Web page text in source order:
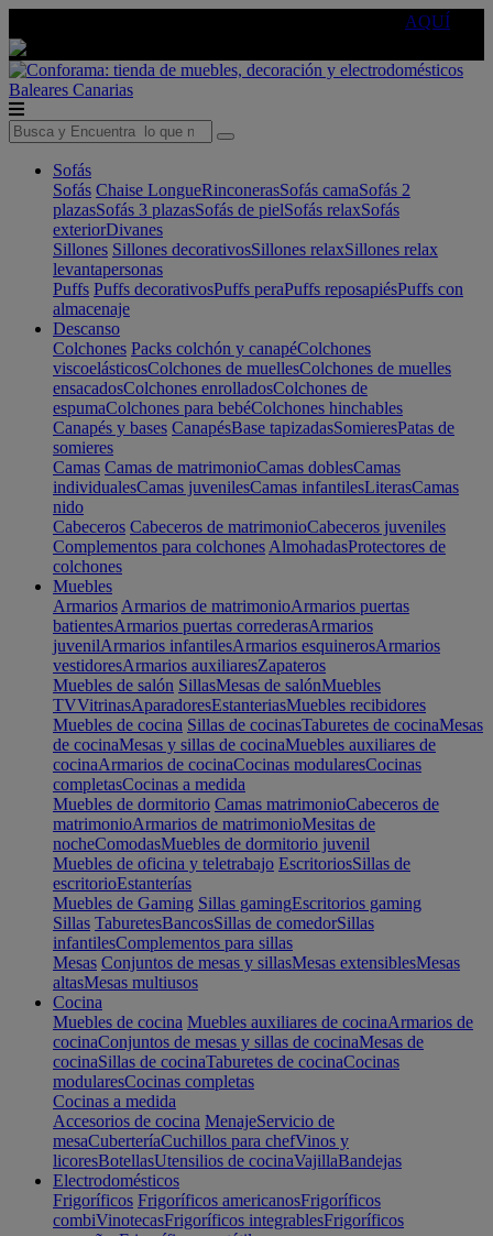
AQUÍ
Baleares Canarias
Sofás
Sofás Chaise LongueRinconerasSofás camaSofás 2
plazasSofás 3 plazasSofás de pielSofás relaxSofás
exteriorDivanes
Sillones Sillones decorativosSillones relaxSillones relax
levantapersonas
Puffs Puffs decorativosPuffs peraPuffs reposapiésPuffs con
almacenaje
Descanso
Colchones Packs colchón y canapéColchones
viscoelásticosColchones de muellesColchones de muelles
ensacadosColchones enrolladosColchones de
espumaColchones para bebéColchones hinchables
Canapés y bases CanapésBase tapizadasSomieresPatas de
somieres
Camas Camas de matrimonioCamas doblesCamas
individualesCamas juvenilesCamas infantilesLiterasCamas
nido
Cabeceros Cabeceros de matrimonioCabeceros juveniles
Complementos para colchones AlmohadasProtectores de
colchones
Muebles
Armarios Armarios de matrimonioArmarios puertas
batientesArmarios puertas correderasArmarios
juvenilArmarios infantilesArmarios esquinerosArmarios
vestidoresArmarios auxiliaresZapateros
Muebles de salón SillasMesas de salónMuebles
TVVitrinasAparadoresEstanteriasMuebles recibidores
Muebles de cocina Sillas de cocinasTaburetes de cocinaMesas
de cocinaMesas y sillas de cocinaMuebles auxiliares de
cocinaArmarios de cocinaCocinas modularesCocinas
completasCocinas a medida
Muebles de dormitorio Camas matrimonioCabeceros de
matrimonioArmarios de matrimonioMesitas de
nocheComodasMuebles de dormitorio juvenil
Muebles de oficina y teletrabajo EscritoriosSillas de
escritorioEstanterías
Muebles de Gaming Sillas gamingEscritorios gaming
Sillas TaburetesBancosSillas de comedorSillas
infantilesComplementos para sillas
Mesas Conjuntos de mesas y sillasMesas extensiblesMesas
altasMesas multiusos
Cocina
Muebles de cocina Muebles auxiliares de cocinaArmarios de
cocinaConjuntos de mesas y sillas de cocinaMesas de
cocinaSillas de cocinaTaburetes de cocinaCocinas
modularesCocinas completas
Cocinas a medida
Accesorios de cocina MenajeServicio de
mesaCuberteríaCuchillos para chefVinos y
licoresBotellasUtensilios de cocinaVajillaBandejas
Electrodomésticos
Frigoríficos Frigoríficos americanosFrigoríficos
combiVinotecasFrigoríficos integrablesFrigoríficos